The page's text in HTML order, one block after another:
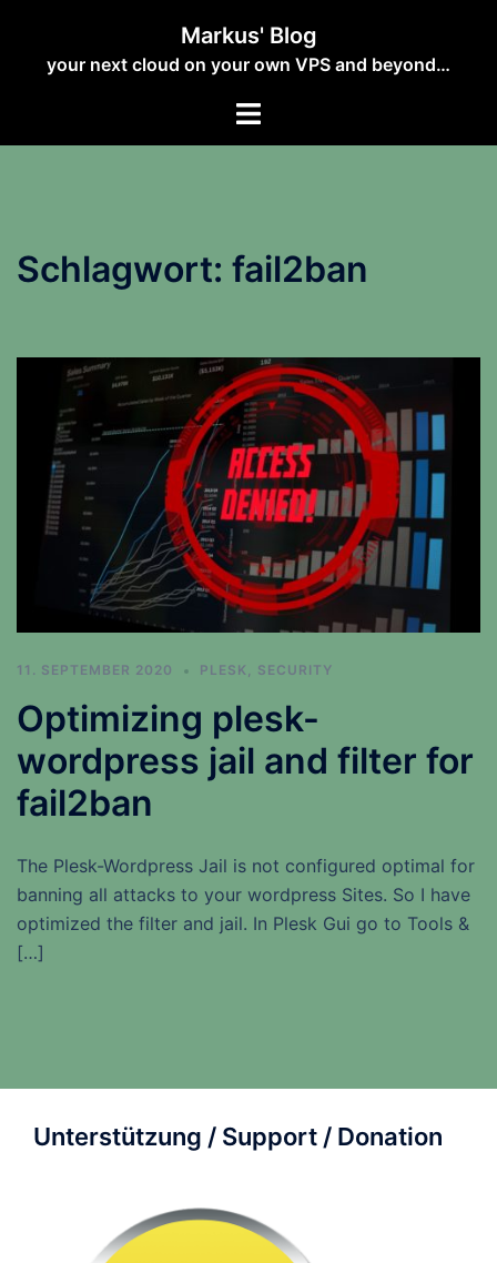
springen
Markus' Blog
your next cloud on your own VPS and beyond…
Schlagwort: fail2ban
11. SEPTEMBER 2020 PLESK, SECURITY
Optimizing plesk-
wordpress jail and filter for
fail2ban
The Plesk-Wordpress Jail is not configured optimal for
banning all attacks to your wordpress Sites. So I have
optimized the filter and jail. In Plesk Gui go to Tools &
[…]
Unterstützung / Support / Donation